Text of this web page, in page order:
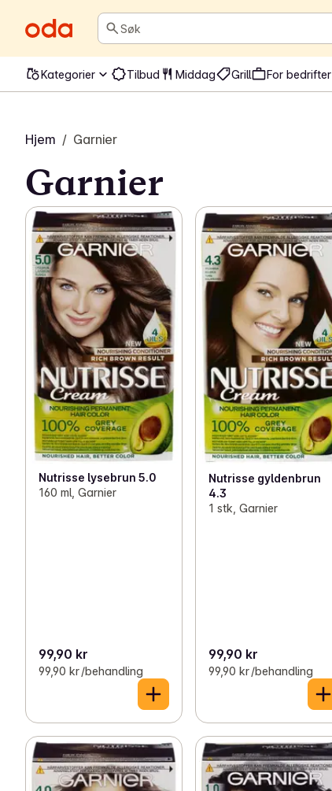
Søk
Kategorier Tilbud Middag Grill For bedrifter
Hjem / Garnier
Garnier
Nutrisse lysebrun 5.0
160 ml, Garnier
99,90 kr
99,90 kr /behandling
Nutrisse gyldenbrun
4.3
1 stk, Garnier
99,90 kr
99,90 kr /behandling